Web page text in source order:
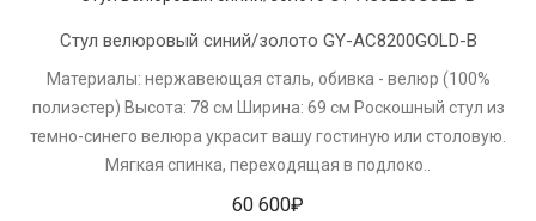
Стул велюровый синий/золото GY-AC8200GOLD-B
Материалы: нержавеющая сталь, обивка - велюр (100%
полиэстер) Высота: 78 см Ширина: 69 см Роскошный стул из
темно-синего велюра украсит вашу гостиную или столовую.
Мягкая спинка, переходящая в подлоко..
60 600₽